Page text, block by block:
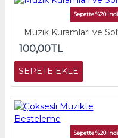
Sepette %20
Müzik Kuramları ve
100,00TL
SEPETE EKLE
Sepette %20